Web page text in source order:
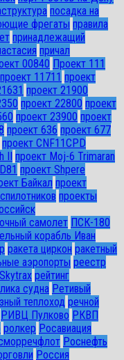
посадка на
фрегаты правила
принадлежащий
причал
00840 Проект 111
проект 11711 проект
проект 21900
проект 22800 проект
проект 23900 проект
проект 636 проект 677
проект CNF11CPD
проект Moj-6 Trimaran
проект Shpere
Байкал проект
проекты
самолет ПСК-180
корабль Иван
ракета циркон ракетный
аэропорты реестр
рейтинг
судна Ретивый
теплоход речной
РИВЦ Пулково РКВП
ролкер Росавиация
Роснефть
Россия